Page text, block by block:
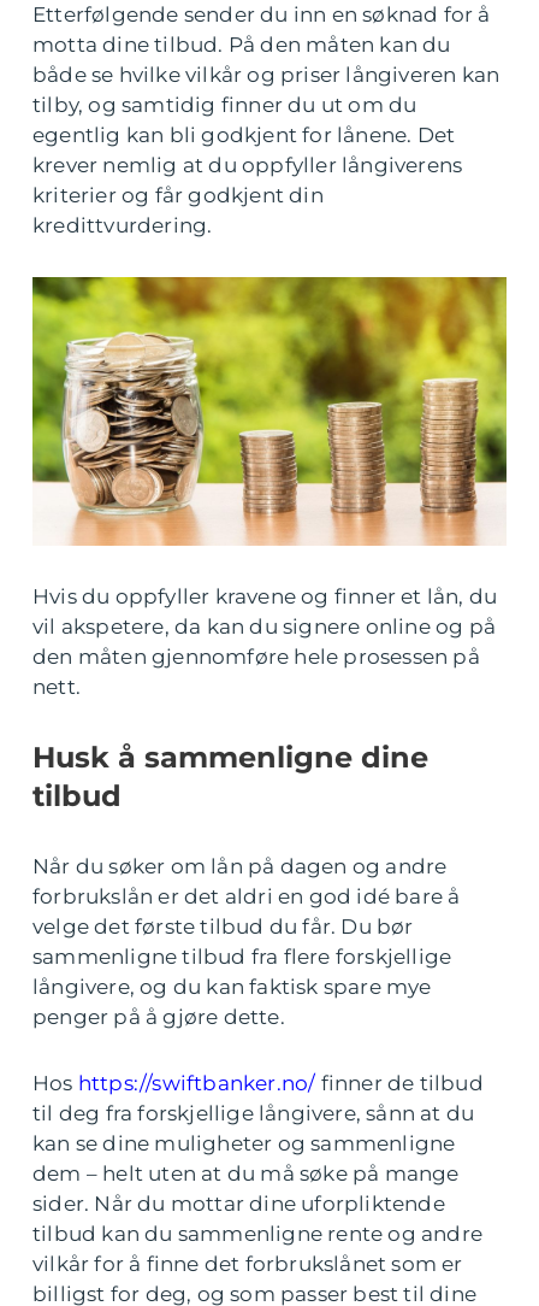
Etterfølgende sender du inn en søknad for å
motta dine tilbud. På den måten kan du
både se hvilke vilkår og priser långiveren kan
tilby, og samtidig finner du ut om du
egentlig kan bli godkjent for lånene. Det
krever nemlig at du oppfyller långiverens
kriterier og får godkjent din
kredittvurdering.
Hvis du oppfyller kravene og finner et lån, du
vil akspetere, da kan du signere online og på
den måten gjennomføre hele prosessen på
nett.
Husk å sammenligne dine
tilbud
Når du søker om lån på dagen og andre
forbrukslån er det aldri en god idé bare å
velge det første tilbud du får. Du bør
sammenligne tilbud fra flere forskjellige
långivere, og du kan faktisk spare mye
penger på å gjøre dette.
Hos https://swiftbanker.no/ finner de tilbud
til deg fra forskjellige långivere, sånn at du
kan se dine muligheter og sammenligne
dem – helt uten at du må søke på mange
sider. Når du mottar dine uforpliktende
tilbud kan du sammenligne rente og andre
vilkår for å finne det forbrukslånet som er
billigst for deg, og som passer best til dine